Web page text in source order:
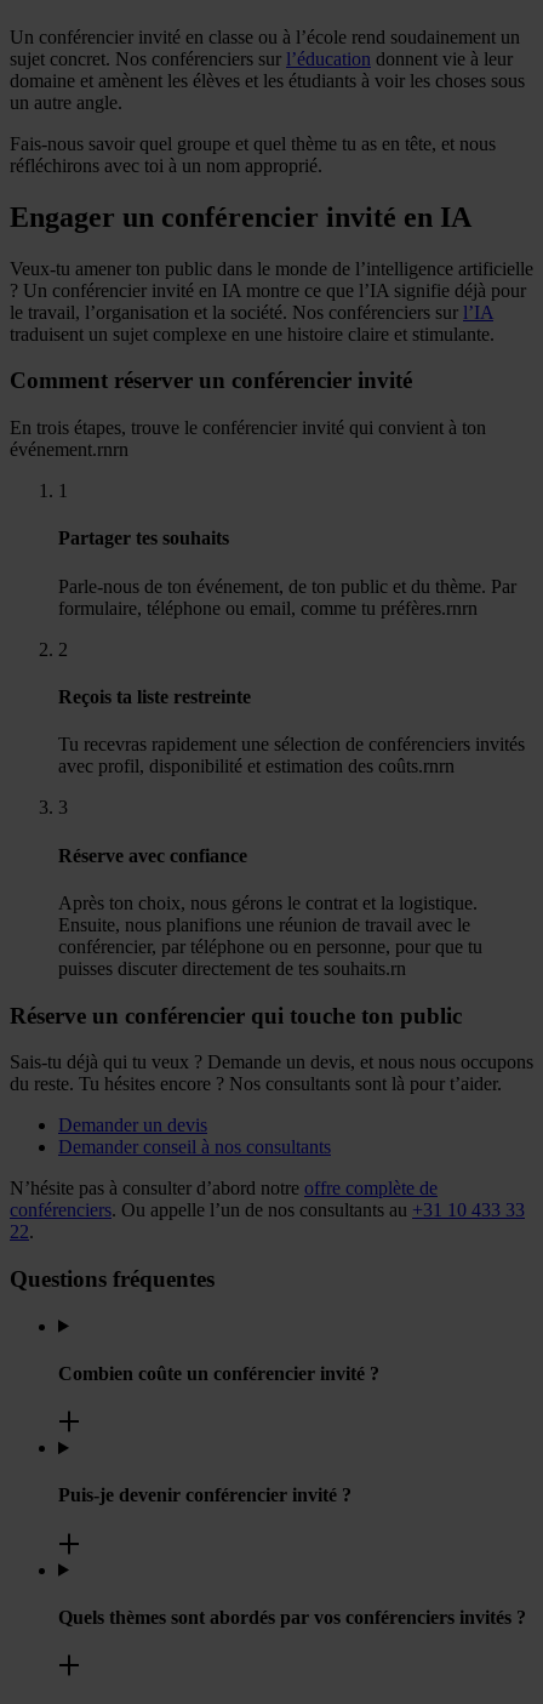
Un conférencier invité en classe ou à l’école rend soudainement un
sujet concret. Nos conférenciers sur l’éducation donnent vie à leur
domaine et amènent les élèves et les étudiants à voir les choses sous
un autre angle.
Fais-nous savoir quel groupe et quel thème tu as en tête, et nous
réfléchirons avec toi à un nom approprié.
Engager un conférencier invité en IA
Veux-tu amener ton public dans le monde de l’intelligence artificielle
? Un conférencier invité en IA montre ce que l’IA signifie déjà pour
le travail, l’organisation et la société. Nos conférenciers sur l’IA
traduisent un sujet complexe en une histoire claire et stimulante.
Comment réserver un conférencier invité
En trois étapes, trouve le conférencier invité qui convient à ton
événement.rnrn
1
Partager tes souhaits
Parle-nous de ton événement, de ton public et du thème. Par
formulaire, téléphone ou email, comme tu préfères.rnrn
2
Reçois ta liste restreinte
Tu recevras rapidement une sélection de conférenciers invités
avec profil, disponibilité et estimation des coûts.rnrn
3
Réserve avec confiance
Après ton choix, nous gérons le contrat et la logistique.
Ensuite, nous planifions une réunion de travail avec le
conférencier, par téléphone ou en personne, pour que tu
puisses discuter directement de tes souhaits.rn
Réserve un conférencier qui touche ton public
Sais-tu déjà qui tu veux ? Demande un devis, et nous nous occupons
du reste. Tu hésites encore ? Nos consultants sont là pour t’aider.
Demander un devis
Demander conseil à nos consultants
N’hésite pas à consulter d’abord notre offre complète de
conférenciers. Ou appelle l’un de nos consultants au +31 10 433 33
22.
Questions fréquentes
Combien coûte un conférencier invité ?
Puis-je devenir conférencier invité ?
Quels thèmes sont abordés par vos conférenciers invités ?